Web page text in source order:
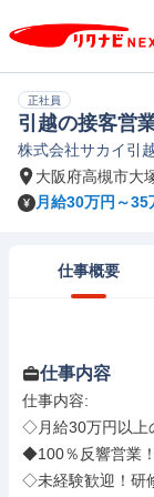
正社員
引越の接客営
株式会社サカイ引
大阪府高槻市大
月給30万円～35
仕事概要
仕事内容
仕事内容:
◇月給30万円以上
◆100％反響営業
◇未経験歓迎！研